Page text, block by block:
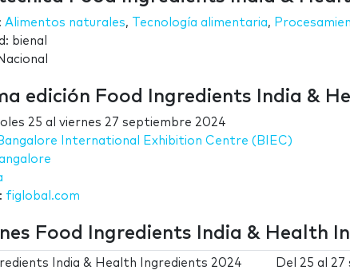
Alimentos naturales, Tecnología alimentaria,
bienal
edición Food Ingredients India &
25 al viernes 27 septiembre 2024
International Exhibition Centre (BIEC)
figlobal.com
Food Ingredients India & Health
India & Health Ingredients 2024 Del 25 al 27